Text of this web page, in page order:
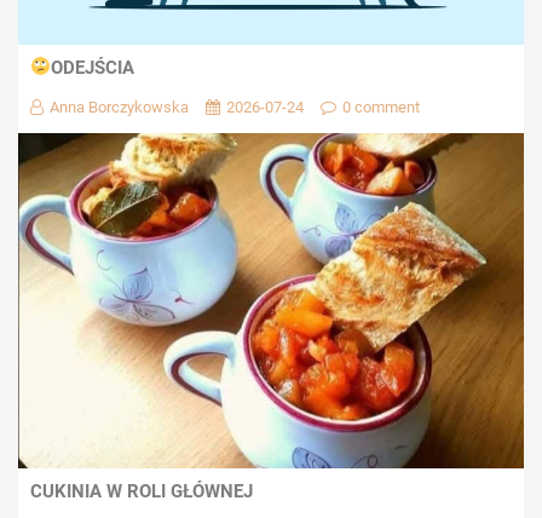
ODEJŚCIA
Anna Borczykowska 2026-07-24 0 comment
CUKINIA W ROLI GŁÓWNEJ